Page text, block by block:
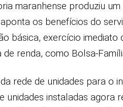
maranhense produziu um
os benefícios do
básica, exercício imediato
renda, como Bolsa-
da rede de unidades para o
unidades instaladas